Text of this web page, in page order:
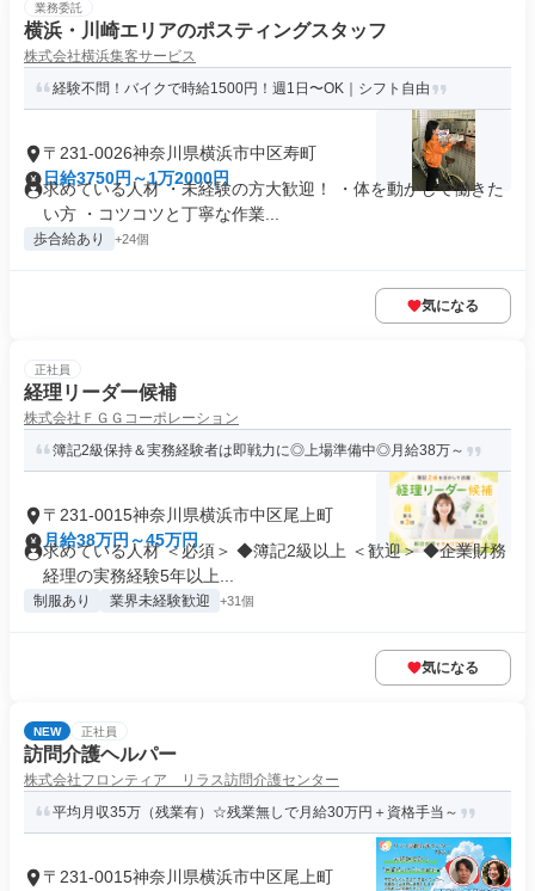
業務委託
横浜・川崎エリアのポスティングスタッフ
株式会社横浜集客サービス
経験不問！バイクで時給1500円！週1日〜OK｜シフト自由
〒231-0026神奈川県横浜市中区寿町
日給3750円～1万2000円
求めている人材 ・未経験の方大歓迎！ ・体を動かして働きた
い方 ・コツコツと丁寧な作業...
歩合給あり +24個
気になる
正社員
経理リーダー候補
株式会社ＦＧＧコーポレーション
簿記2級保持＆実務経験者は即戦力に◎上場準備中◎月給38万～
〒231-0015神奈川県横浜市中区尾上町
月給38万円～45万円
求めている人材 ＜必須＞ ◆簿記2級以上 ＜歓迎＞ ◆企業財務
経理の実務経験5年以上...
制服あり 業界未経験歓迎 +31個
気になる
NEW 正社員
訪問介護ヘルパー
株式会社フロンティア リラス訪問介護センター
平均月収35万（残業有）☆残業無しで月給30万円＋資格手当～
〒231-0015神奈川県横浜市中区尾上町